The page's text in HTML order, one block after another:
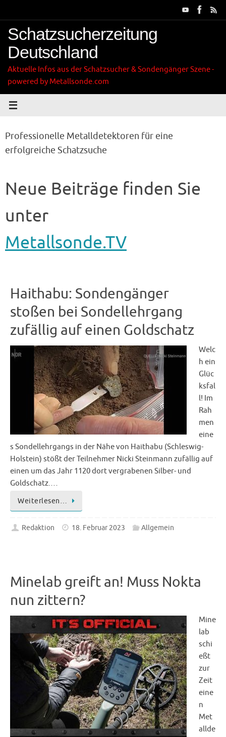
Inhalt
springen
Schatzsucherzeitung
Deutschland
Aktuelle Infos aus der Schatzsucher & Sondengänger Szene -
powered by Metallsonde.com
Professionelle Metalldetektoren für eine
erfolgreiche Schatzsuche
Neue Beiträge finden Sie
unter
Metallsonde.TV
Haithabu: Sondengänger
stoßen bei Sondellehrgang
zufällig auf einen Goldschatz
Welc
h ein
Glüc
ksfal
l! Im
Rah
men
eine
s Sondellehrgangs in der Nähe von Haithabu (Schleswig-
Holstein) stößt der Teilnehmer Nicki Steinmann zufällig auf
einen um das Jahr 1120 dort vergrabenen Silber- und
Goldschatz.…
Weiterlesen…
Redaktion 18. Februar 2023 Allgemein
Minelab greift an! Muss Nokta
nun zittern?
Mine
lab
schi
eßt
zur
Zeit
eine
n
Met
allde